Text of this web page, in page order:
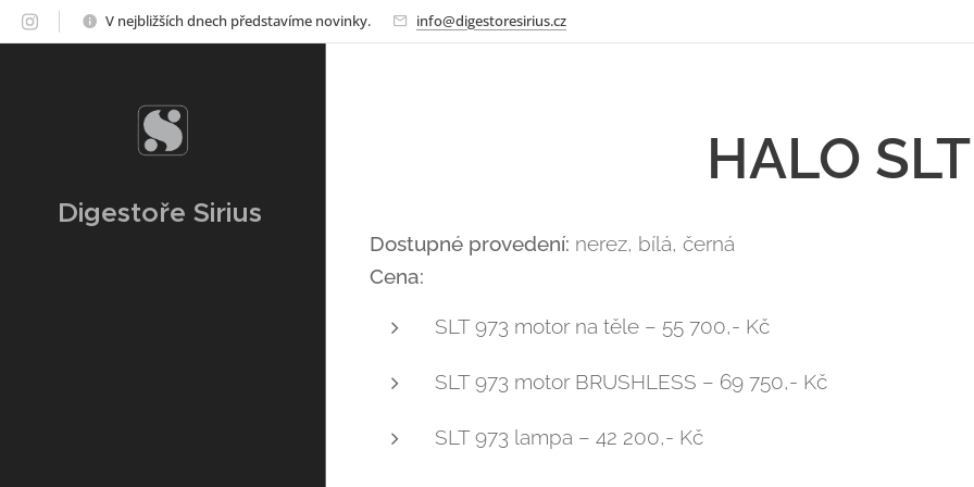
V nejbližších dnech představíme novinky. info@digestoresirius.cz
Digestoře Sirius
HALO SLT
Dostupné provedení: nerez, bílá, černá
Cena:
SLT 973 motor na těle – 55 700,- Kč
SLT 973 motor BRUSHLESS – 69 750,- Kč
SLT 973 lampa – 42 200,- Kč